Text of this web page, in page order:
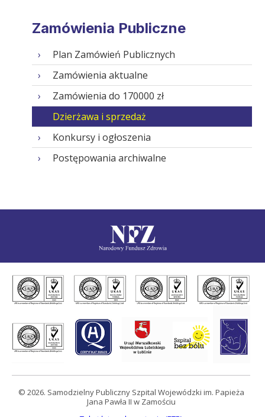
Zamówienia Publiczne
Plan Zamówień Publicznych
Zamówienia aktualne
Zamówienia do 170000 zł
Dzierżawa i sprzedaż
Konkursy i ogłoszenia
Postępowania archiwalne
© 2026. Samodzielny Publiczny Szpital Wojewódzki im. Papieża
Jana Pawła II w Zamościu